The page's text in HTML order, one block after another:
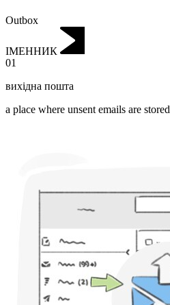
Outbox
ІМЕННИК
01
вихідна пошта
a place where unsent emails are stored